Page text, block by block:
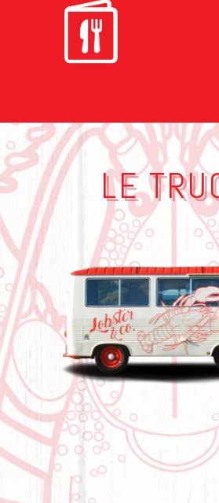
LE